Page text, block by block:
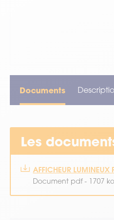
Documents
Les
AFFICHEUR LUMINEUX
Document pdf - 1707 ko